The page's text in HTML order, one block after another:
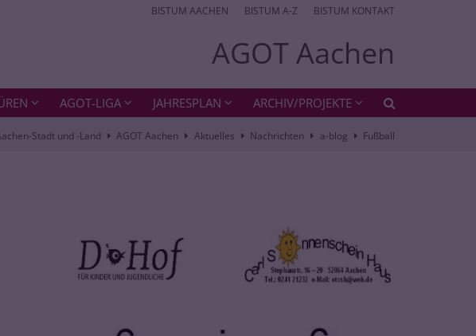
BISTUM AACHEN BISTUM A-Z BISTUM KONTAKT
AGOT Aachen
AGOT-LIGA JAHRESPLAN ARCHIV/PROJEKTE
Stadt und -Land AGOT Aachen Aktuelles Nachrichten a-blog Fußball